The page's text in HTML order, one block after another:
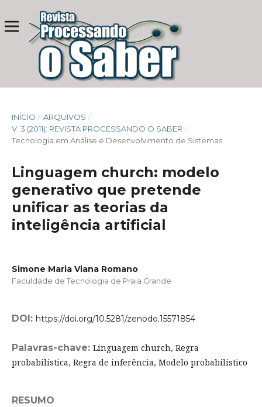
INÍCIO / ARQUIVOS /
V. 3 (2011): REVISTA PROCESSANDO O SABER /
Tecnologia em Análise e Desenvolvimento de Sistemas
Linguagem church: modelo
generativo que pretende
unificar as teorias da
inteligência artificial
Simone Maria Viana Romano
Faculdade de Tecnologia de Praia Grande
DOI: https://doi.org/10.5281/zenodo.15571854
Palavras-chave: Linguagem church, Regra
probabilística, Regra de inferência, Modelo probabilístico
RESUMO